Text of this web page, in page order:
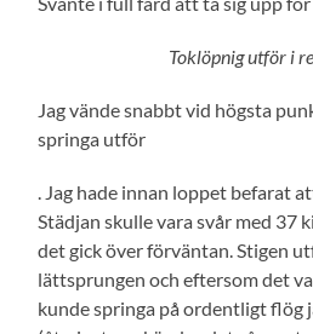
Toklöpnig utför i
Jag vände snabbt vid högsta
springa utför
. Jag hade innan loppet befarat
Städjan skulle vara svår med 37
det gick över förväntan. Stigen
lättsprungen och eftersom det
kunde springa på ordentligt flög